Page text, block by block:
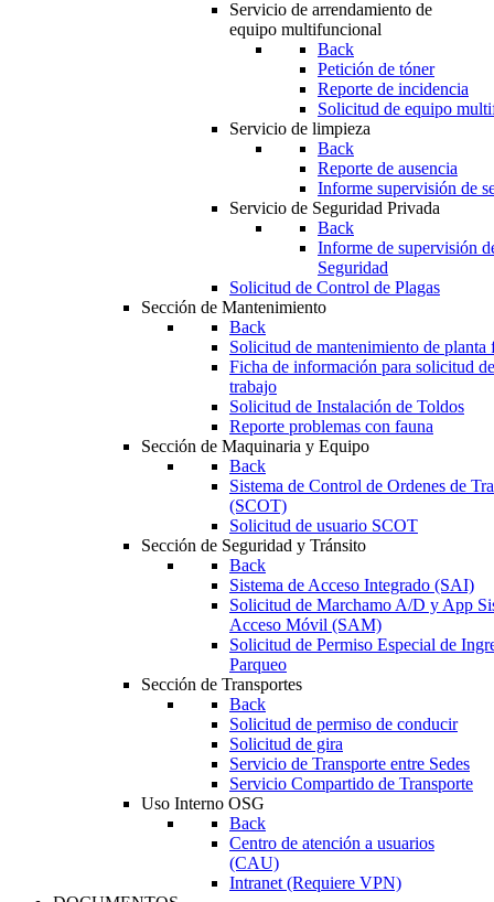
Servicio de arrendamiento de
equipo multifuncional
Back
Petición de tóner
Reporte de incidencia
Solicitud de equipo
Servicio de limpieza
Back
Reporte de ausencia
Informe supervisión de
Servicio de Seguridad Privada
Back
Informe de supervisión
Seguridad
Solicitud de Control de Plagas
Sección de Mantenimiento
Back
Solicitud de mantenimiento de planta
Ficha de información para solicitud
trabajo
Solicitud de Instalación de Toldos
Reporte problemas con fauna
Sección de Maquinaria y Equipo
Back
Sistema de Control de Ordenes de
(SCOT)
Solicitud de usuario SCOT
Sección de Seguridad y Tránsito
Back
Sistema de Acceso Integrado (SAI)
Solicitud de Marchamo A/D y App
Acceso Móvil (SAM)
Solicitud de Permiso Especial de
Parqueo
Sección de Transportes
Back
Solicitud de permiso de conducir
Solicitud de gira
Servicio de Transporte entre Sedes
Servicio Compartido de Transporte
Uso Interno OSG
Back
Centro de atención a usuarios
(CAU)
Intranet (Requiere VPN)